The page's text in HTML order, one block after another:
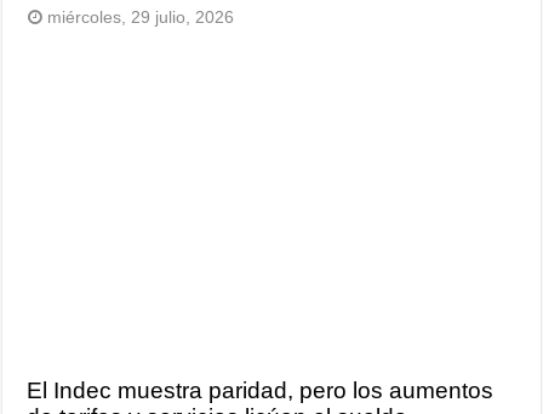
miércoles, 29 julio, 2026
El Indec muestra paridad, pero los aumentos